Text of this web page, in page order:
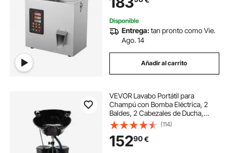
Disponible
Entrega:tan pronto como Vie.
Ago. 14
Añadir al carrito
VEVOR Lavabo Portátil para
Champú con Bomba Eléctrica, 2
Baldes, 2 Cabezales de Ducha,
Manguera de Drenaje, Lavabo para
Champú Portátil Ajustable en Altura
y Ángulo para Uso en Salón
Doméstico, Negro
(114)
15290€